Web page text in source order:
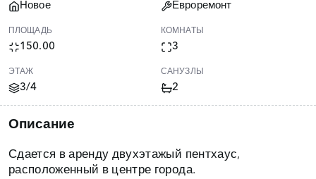
Новое Евроремонт
ПЛОЩАДЬ
150.00
КОМНАТЫ
3
ЭТАЖ
3/4
САНУЗЛЫ
2
Описание
Сдается в аренду двухэтажый пентхаус,
расположенный в центре города.